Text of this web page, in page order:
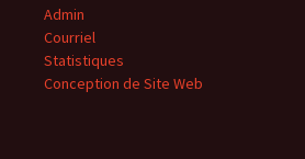
Admin
Courriel
Statistiques
Conception de Site Web